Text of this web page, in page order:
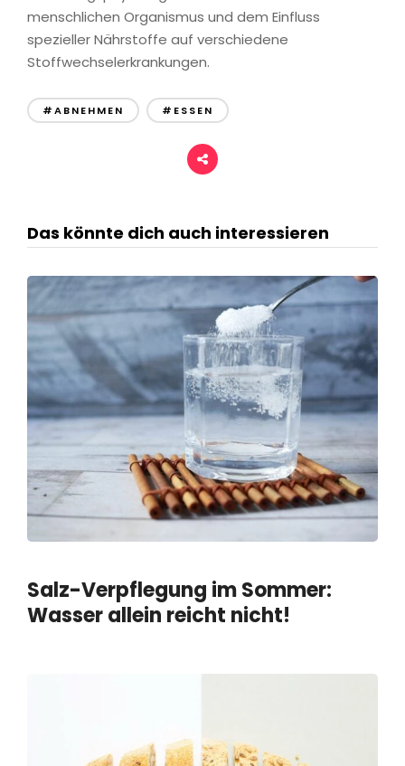
menschlichen Organismus und dem Einfluss
spezieller Nährstoffe auf verschiedene
Stoffwechselerkrankungen.
#ABNEHMEN #ESSEN
Das könnte dich auch interessieren
Salz-Verpflegung im Sommer:
Wasser allein reicht nicht!